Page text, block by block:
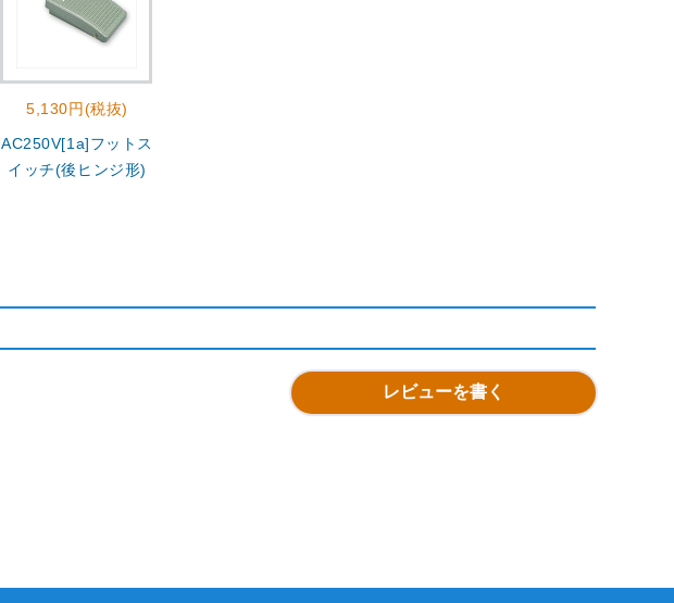
5,130円(税抜)
AC250V[1a]フットス
イッチ(後ヒンジ形)
レビューを書く